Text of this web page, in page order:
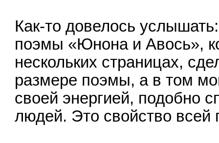
Как-то довелось
поэмы «Юнона и Авось»,
нескольких страницах,
размере поэмы, а в том
своей энергией, подобно
людей. Это свойство всей